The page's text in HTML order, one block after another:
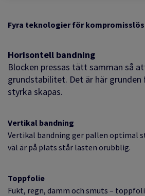
Fyra teknologier för
Horisontell bandning
Blocken pressas tätt samman så
grundstabilitet. Det är här grunden
styrka skapas.
Vertikal bandning
Vertikal bandning ger pallen optimal
väl är på plats står lasten orubblig.
Toppfolie
Fukt, regn, damm och smuts –